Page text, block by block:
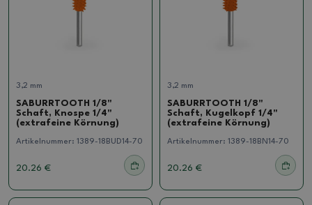
3,2 mm
SABURRTOOTH 1/8"
Schaft, Knospe 1/4"
(extrafeine Körnung)
Artikelnummer: 1389-18BUD14-70
20.26 €
3,2 mm
SABURRTOOTH 1/8"
Schaft, Kugelkopf 1/4"
(extrafeine Körnung)
Artikelnummer: 1389-18BN14-70
20.26 €